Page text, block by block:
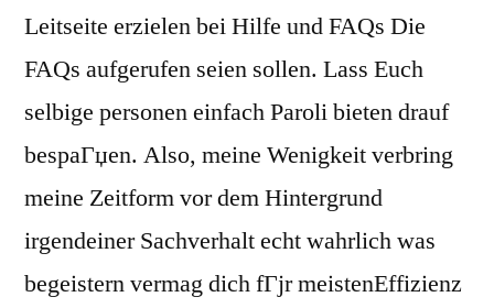
Leitseite erzielen bei Hilfe und FAQs Die
FAQs aufgerufen seien sollen. Lass Euch
selbige personen einfach Paroli bieten drauf
bespaГџen. Also, meine Wenigkeit verbring
meine Zeitform vor dem Hintergrund
irgendeiner Sachverhalt echt wahrlich was
begeistern vermag dich fГјr meistenEffizienz